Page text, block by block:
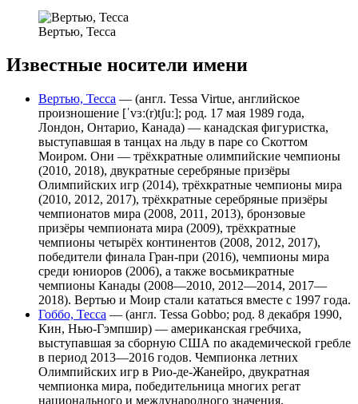
Вертью, Тесса
Известные носители имени
Вертью, Тесса — (англ. Tessa Virtue, английское
произношение [ˈvɜː(r)tʃuː]; род. 17 мая 1989 года,
Лондон, Онтарио, Канада) — канадская фигуристка,
выступавшая в танцах на льду в паре со Скоттом
Моиром. Они — трёхкратные олимпийские чемпионы
(2010, 2018), двукратные серебряные призёры
Олимпийских игр (2014), трёхкратные чемпионы мира
(2010, 2012, 2017), трёхкратные серебряные призёры
чемпионатов мира (2008, 2011, 2013), бронзовые
призёры чемпионата мира (2009), трёхкратные
чемпионы четырёх континентов (2008, 2012, 2017),
победители финала Гран-при (2016), чемпионы мира
среди юниоров (2006), а также восьмикратные
чемпионы Канады (2008—2010, 2012—2014, 2017—
2018). Вертью и Моир стали кататься вместе с 1997 года.
Гоббо, Тесса — (англ. Tessa Gobbo; род. 8 декабря 1990,
Кин, Нью-Гэмпшир) — американская гребчиха,
выступавшая за сборную США по академической гребле
в период 2013—2016 годов. Чемпионка летних
Олимпийских игр в Рио-де-Жанейро, двукратная
чемпионка мира, победительница многих регат
национального и международного значения.